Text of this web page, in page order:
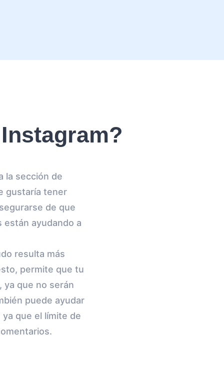
la sección de
gustaría tener
de que
ayudando a
resulta más
permite que tu
ya que no serán
puede ayudar
que el límite de